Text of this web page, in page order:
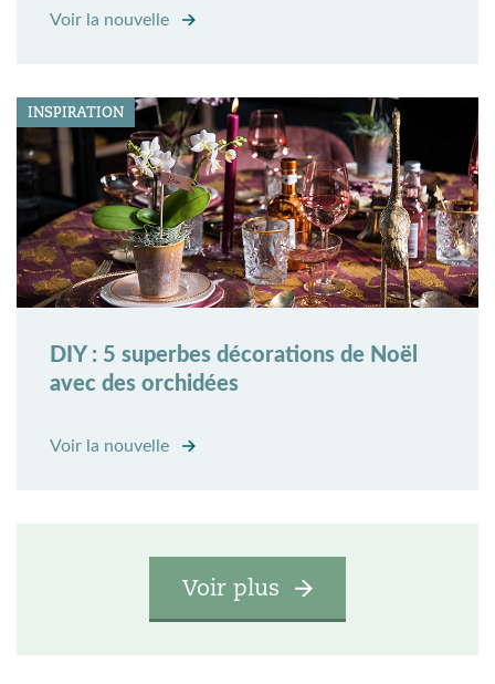
Voir la nouvelle
INSPIRATION
DIY : 5 superbes décorations de Noël
avec des orchidées
Voir la nouvelle
Voir plus